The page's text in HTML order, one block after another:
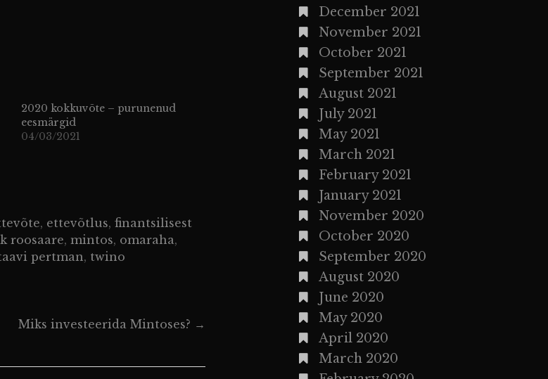
2020 kokkuvõte – purunenud
eesmärgid
04/03/2021
, ettevõtlus, finantsilisest
roosaare, mintos, omaraha,
pertman, twino
Miks investeerida Mintoses? →
December 2021
November 2021
October 2021
September 2021
August 2021
July 2021
May 2021
March 2021
February 2021
January 2021
November 2020
October 2020
September 2020
August 2020
June 2020
May 2020
April 2020
March 2020